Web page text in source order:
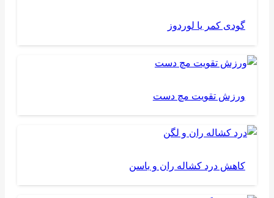
گودی کمر یا لوردوز
ورزش تقویت مچ دست
کاهش درد کشاله ران و باسن